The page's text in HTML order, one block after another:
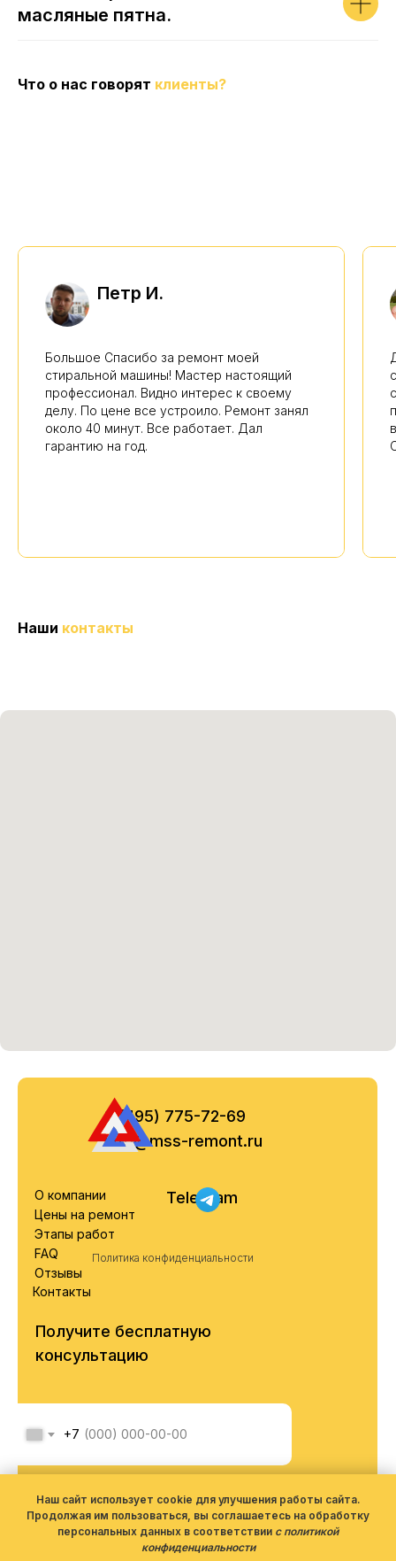
масляные пятна.
Что о нас говорят клиенты?
Петр И.
Большое Спасибо за ремонт моей
стиральной машины! Мастер настоящий
профессионал. Видно интерес к своему
делу. По цене все устроило. Ремонт занял
около 40 минут. Все работает. Дал
гарантию на год.
Наши контакты
Telegram
8 (495) 775-72-69
info@mss-remont.ru
Политика конфиденциальности
Цены на ремонт
Этапы работ
FAQ
Отзывы
О компании
Получите бесплатную
консультацию
+7
персональных данных согласно
политики конфиденциальности
Контакты
Наш сайт использует cookie для улучшения работы сайта.
Продолжая им пользоваться, вы соглашаетесь на обработку
персональных данных в соответствии с политикой
конфиденциальности